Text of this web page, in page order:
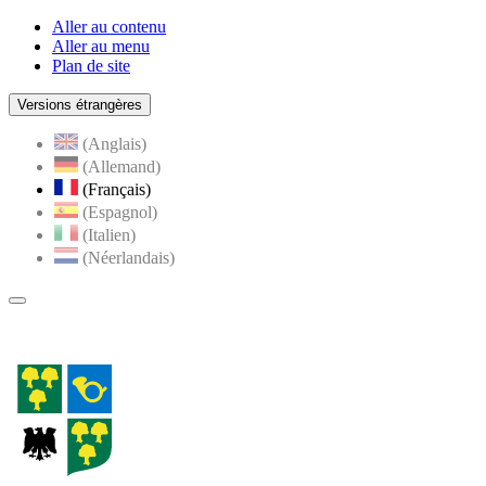
Aller au contenu
Aller au menu
Plan de site
Versions étrangères
(Anglais)
(Allemand)
(Français)
(Espagnol)
(Italien)
(Néerlandais)
Menu